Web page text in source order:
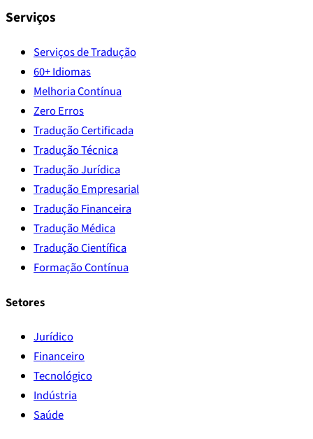
Serviços
Serviços de Tradução
60+ Idiomas
Melhoria Contínua
Zero Erros
Tradução Certificada
Tradução Técnica
Tradução Jurídica
Tradução Empresarial
Tradução Financeira
Tradução Médica
Tradução Científica
Formação Contínua
Setores
Jurídico
Financeiro
Tecnológico
Indústria
Saúde